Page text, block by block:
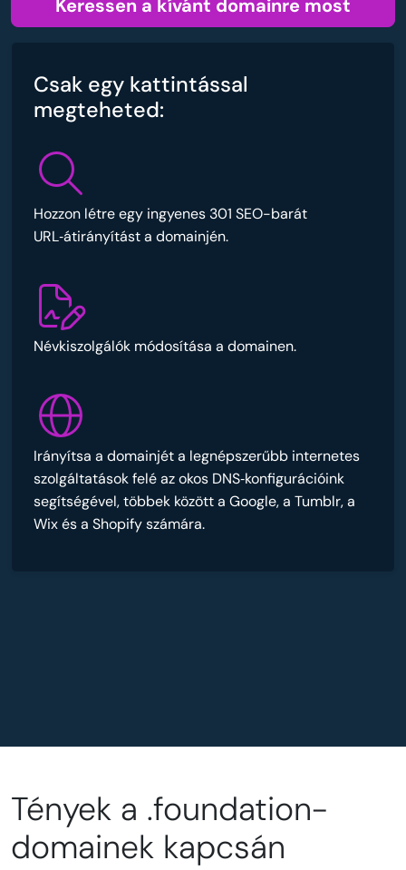
Keressen a kívánt domainre most
Csak egy kattintással
megteheted:
Hozzon létre egy ingyenes 301 SEO-barát
URL‑átirányítást a domainjén.
Névkiszolgálók módosítása a domainen.
Irányítsa a domainjét a legnépszerűbb internetes
szolgáltatások felé az okos DNS‑konfigurációink
segítségével, többek között a Google, a Tumblr, a
Wix és a Shopify számára.
Tények a .foundation-
domainek kapcsán